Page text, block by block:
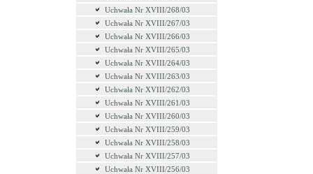
Uchwała Nr XVIII/268/03
Uchwała Nr XVIII/267/03
Uchwała Nr XVIII/266/03
Uchwała Nr XVIII/265/03
Uchwała Nr XVIII/264/03
Uchwała Nr XVIII/263/03
Uchwała Nr XVIII/262/03
Uchwała Nr XVIII/261/03
Uchwała Nr XVIII/260/03
Uchwała Nr XVIII/259/03
Uchwała Nr XVIII/258/03
Uchwała Nr XVIII/257/03
Uchwała Nr XVIII/256/03